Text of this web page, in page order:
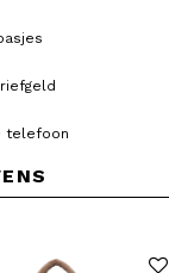
telefoon